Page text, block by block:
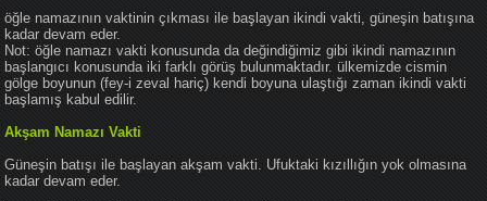
öğle namazının vaktinin çıkması ile başlayan ikindi vakti, güneşin batışına
kadar devam eder.
Not: öğle namazı vakti konusunda da değindiğimiz gibi ikindi namazının
başlangıcı konusunda iki farklı görüş bulunmaktadır. ülkemizde cismin
gölge boyunun (fey-i zeval hariç) kendi boyuna ulaştığı zaman ikindi vakti
başlamış kabul edilir.
Akşam Namazı Vakti
Güneşin batışı ile başlayan akşam vakti. Ufuktaki kızıllığın yok olmasına
kadar devam eder.